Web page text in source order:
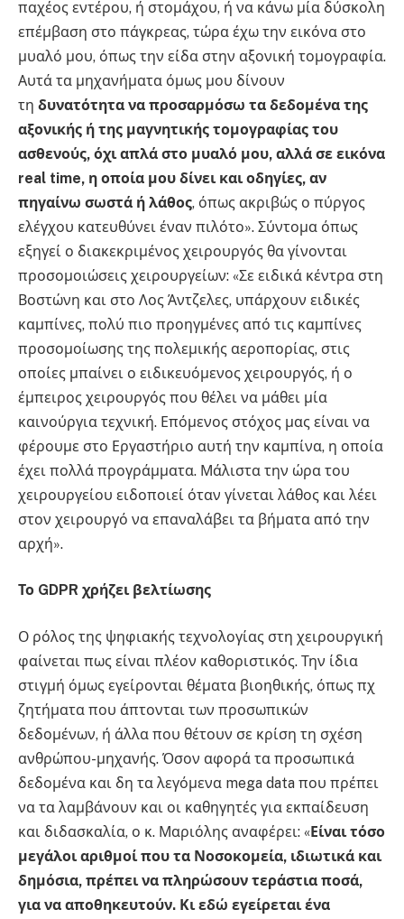
παχέος εντέρου, ή στομάχου, ή να κάνω μία δύσκολη
επέμβαση στο πάγκρεας, τώρα έχω την εικόνα στο
μυαλό μου, όπως την είδα στην αξονική τομογραφία.
Αυτά τα μηχανήματα όμως μου δίνουν
τη δυνατότητα να προσαρμόσω τα δεδομένα της
αξονικής ή της μαγνητικής τομογραφίας του
ασθενούς, όχι απλά στο μυαλό μου, αλλά σε εικόνα
real time, η οποία μου δίνει και οδηγίες, αν
πηγαίνω σωστά ή λάθος, όπως ακριβώς ο πύργος
ελέγχου κατευθύνει έναν πιλότο». Σύντομα όπως
εξηγεί ο διακεκριμένος χειρουργός θα γίνονται
προσομοιώσεις χειρουργείων: «Σε ειδικά κέντρα στη
Βοστώνη και στο Λος Άντζελες, υπάρχουν ειδικές
καμπίνες, πολύ πιο προηγμένες από τις καμπίνες
προσομοίωσης της πολεμικής αεροπορίας, στις
οποίες μπαίνει ο ειδικευόμενος χειρουργός, ή ο
έμπειρος χειρουργός που θέλει να μάθει μία
καινούργια τεχνική. Επόμενος στόχος μας είναι να
φέρουμε στο Εργαστήριο αυτή την καμπίνα, η οποία
έχει πολλά προγράμματα. Μάλιστα την ώρα του
χειρουργείου ειδοποιεί όταν γίνεται λάθος και λέει
στον χειρουργό να επαναλάβει τα βήματα από την
αρχή».
Το GDPR χρήζει βελτίωσης
Ο ρόλος της ψηφιακής τεχνολογίας στη χειρουργική
φαίνεται πως είναι πλέον καθοριστικός. Την ίδια
στιγμή όμως εγείρονται θέματα βιοηθικής, όπως πχ
ζητήματα που άπτονται των προσωπικών
δεδομένων, ή άλλα που θέτουν σε κρίση τη σχέση
ανθρώπου-μηχανής. Όσον αφορά τα προσωπικά
δεδομένα και δη τα λεγόμενα mega data που πρέπει
να τα λαμβάνουν και οι καθηγητές για εκπαίδευση
και διδασκαλία, ο κ. Μαριόλης αναφέρει: «Είναι τόσο
μεγάλοι αριθμοί που τα Νοσοκομεία, ιδιωτικά και
δημόσια, πρέπει να πληρώσουν τεράστια ποσά,
για να αποθηκευτούν. Κι εδώ εγείρεται ένα